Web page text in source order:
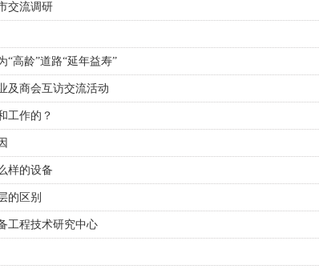
交流调研
“高龄”道路“延年益寿”
及商会互访交流活动
工作的？
样的设备
的区别
工程技术研究中心